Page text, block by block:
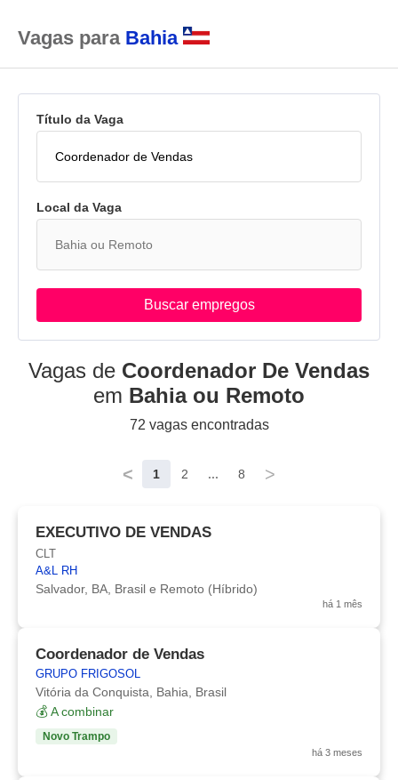
Vagas para Bahia
Título da Vaga
Local da Vaga
Buscar empregos
Vagas de Coordenador De Vendas
em Bahia ou Remoto
72 vagas encontradas
< 1 2 ... 8 >
EXECUTIVO DE VENDAS
CLT
A&L RH
Salvador, BA, Brasil e Remoto (Híbrido)
há 1 mês
Coordenador de Vendas
GRUPO FRIGOSOL
Vitória da Conquista, Bahia, Brasil
💰 A combinar
Novo Trampo
há 3 meses